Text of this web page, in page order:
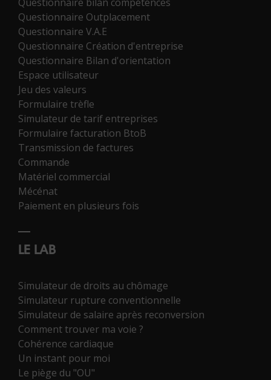
Questionnaire Outplacement
Questionnaire V.A.E
Questionnaire Création d'entreprise
Questionnaire Bilan d'orientation
Espace utilisateur
Jeu des valeurs
Formulaire trèfle
Simulateur de tarif entreprises
Formulaire facturation BtoB
Transmission de factures
Commande
Matériel commercial
Mécénat
Paiement en plusieurs fois
LE LAB
Simulateur de droits au chômage
Simulateur rupture conventionnelle
Simulateur de salaire après reconversion
Comment trouver ma voie ?
Cohérence cardiaque
Un instant pour moi
Le piège du "OU"